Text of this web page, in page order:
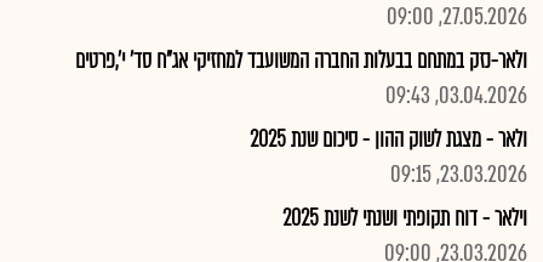
27.05.2026, 09:00
ולאר-נזק במתחם בבעלות החברה המשועבד למחזיקי אג"ח סד' י',פרטים
03.04.2026, 09:43
ולאר - מצגת לשוק ההון - סיכום שנת 2025
23.03.2026, 09:15
וילאר - דוח תקופתי ושנתי לשנת 2025
23.03.2026, 09:00